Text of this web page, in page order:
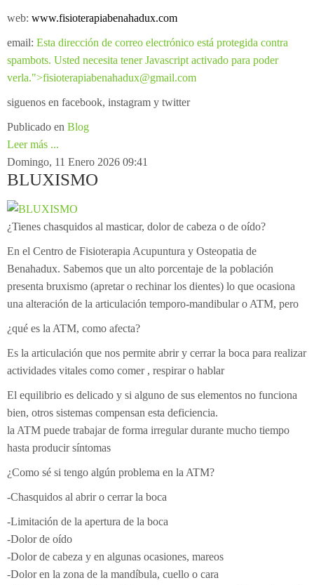
web: www.fisioterapiabenahadux.com
email: Esta dirección de correo electrónico está protegida contra
spambots. Usted necesita tener Javascript activado para poder
verla.">fisioterapiabenahadux@gmail.com
siguenos en facebook, instagram y twitter
Publicado en Blog
Leer más ...
Domingo, 11 Enero 2026 09:41
BLUXISMO
¿Tienes chasquidos al masticar, dolor de cabeza o de oído?
En el Centro de Fisioterapia Acupuntura y Osteopatia de
Benahadux. Sabemos que un alto porcentaje de la población
presenta bruxismo (apretar o rechinar los dientes) lo que ocasiona
una alteración de la articulación temporo-mandibular o ATM, pero
¿qué es la ATM, como afecta?
Es la articulación que nos permite abrir y cerrar la boca para realizar
actividades vitales como comer , respirar o hablar
El equilibrio es delicado y si alguno de sus elementos no funciona
bien, otros sistemas compensan esta deficiencia.
la ATM puede trabajar de forma irregular durante mucho tiempo
hasta producir síntomas
¿Como sé si tengo algún problema en la ATM?
-Chasquidos al abrir o cerrar la boca
-Limitación de la apertura de la boca
-Dolor de oído
-Dolor de cabeza y en algunas ocasiones, mareos
-Dolor en la zona de la mandíbula, cuello o cara